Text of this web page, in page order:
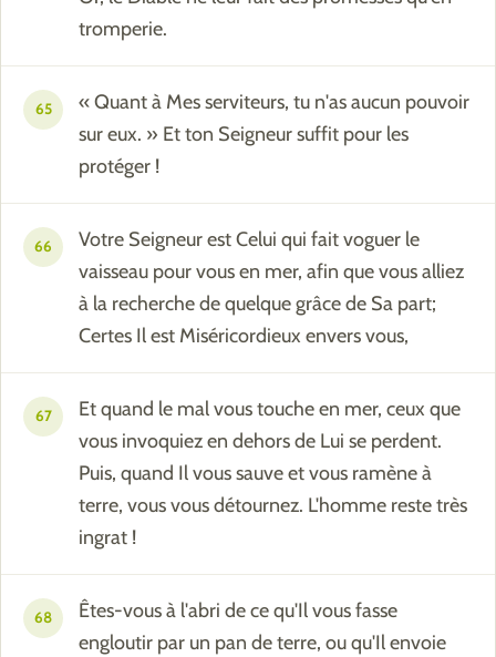
tromperie.
65
« Quant à Mes serviteurs, tu n'as aucun pouvoir
sur eux. » Et ton Seigneur suffit pour les
protéger !
66
Votre Seigneur est Celui qui fait voguer le
vaisseau pour vous en mer, afin que vous alliez
à la recherche de quelque grâce de Sa part;
Certes Il est Miséricordieux envers vous,
67
Et quand le mal vous touche en mer, ceux que
vous invoquiez en dehors de Lui se perdent.
Puis, quand Il vous sauve et vous ramène à
terre, vous vous détournez. L'homme reste très
ingrat !
68
Êtes-vous à l'abri de ce qu'Il vous fasse
engloutir par un pan de terre, ou qu'Il envoie